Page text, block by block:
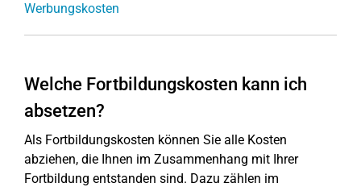
Werbungskosten
Welche Fortbildungskosten kann ich
absetzen?
Als Fortbildungskosten können Sie alle Kosten
abziehen, die Ihnen im Zusammenhang mit Ihrer
Fortbildung entstanden sind. Dazu zählen im